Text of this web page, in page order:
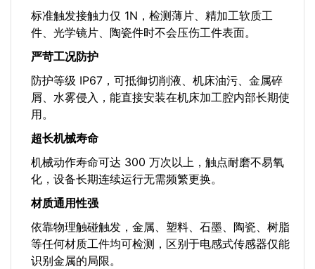
标准触发接触力仅 1N，检测薄片、精加工软质工
件、光学镜片、陶瓷件时不会压伤工件表面。
严苛工况防护
防护等级 IP67，可抵御切削液、机床油污、金属碎
屑、水雾侵入，能直接安装在机床加工腔内部长期使
用。
超长机械寿命
机械动作寿命可达 300 万次以上，触点耐磨不易氧
化，设备长期连续运行无需频繁更换。
材质通用性强
依靠物理触碰触发，金属、塑料、石墨、陶瓷、树脂
等任何材质工件均可检测，区别于电感式传感器仅能
识别金属的局限。